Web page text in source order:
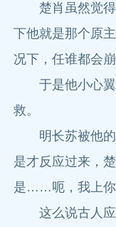
楚肖虽然觉得
下他就是那个原
况下，任谁都会崩
于是他小心翼
救。
明长苏被他的
是才反应过来，
是……呃，我上你
这么说古人应